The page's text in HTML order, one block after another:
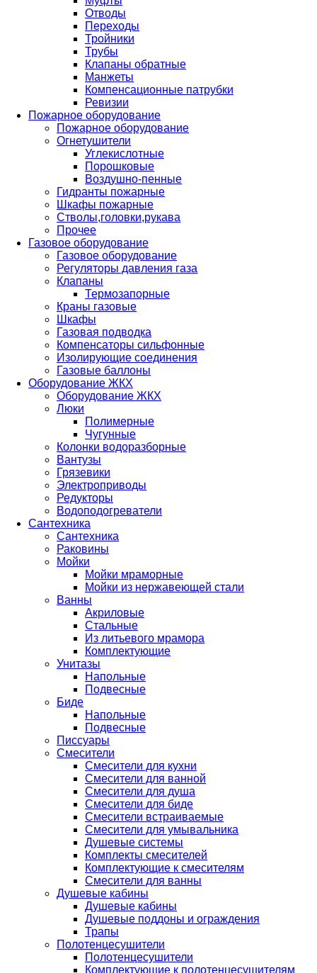
Отводы
Переходы
Тройники
Трубы
Клапаны обратные
Манжеты
Компенсационные патрубки
Ревизии
Пожарное оборудование
Пожарное оборудование
Огнетушители
Углекислотные
Порошковые
Воздушно-пенные
Гидранты пожарные
Шкафы пожарные
Стволы,головки,рукава
Прочее
Газовое оборудование
Газовое оборудование
Регуляторы давления газа
Клапаны
Термозапорные
Краны газовые
Шкафы
Газовая подводка
Компенсаторы сильфонные
Изолирующие соединения
Газовые баллоны
Оборудование ЖКХ
Оборудование ЖКХ
Люки
Полимерные
Чугунные
Колонки водоразборные
Вантузы
Грязевики
Электроприводы
Редукторы
Водоподогреватели
Сантехника
Сантехника
Раковины
Мойки
Мойки мраморные
Мойки из нержавеющей стали
Ванны
Акриловые
Стальные
Из литьевого мрамора
Комплектующие
Унитазы
Напольные
Подвесные
Биде
Напольные
Подвесные
Писсуары
Смесители
Смесители для кухни
Смесители для ванной
Смесители для душа
Смесители для биде
Смесители встраиваемые
Смесители для умывальника
Душевые системы
Комплекты смесителей
Комплектующие к смесителям
Смесители для ванны
Душевые кабины
Душевые кабины
Душевые поддоны и ограждения
Трапы
Полотенцесушители
Полотенцесушители
Комплектующие к полотенцесушителям